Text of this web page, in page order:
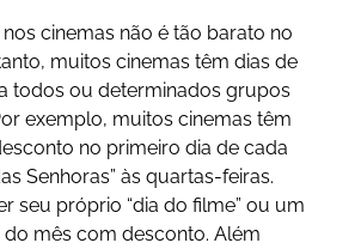
cinemas não é tão barato no
muitos cinemas têm dias de
todos ou determinados grupos
exemplo, muitos cinemas têm
no primeiro dia de cada
Senhoras” às quartas-feiras.
seu próprio “dia do filme” ou um
mês com desconto. Além